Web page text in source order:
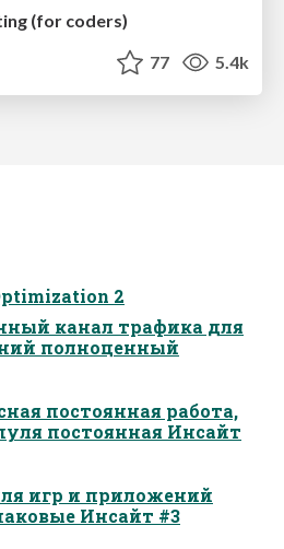
(for coders)
77 5.4k
2
канал трафика для
полноценный
постоянная работа,
постоянная Инсайт
игр и приложений
Инсайт #3